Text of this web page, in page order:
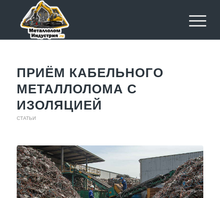
ПРИЁМ КАБЕЛЬНОГО
МЕТАЛЛОЛОМА С
ИЗОЛЯЦИЕЙ
СТАТЬИ